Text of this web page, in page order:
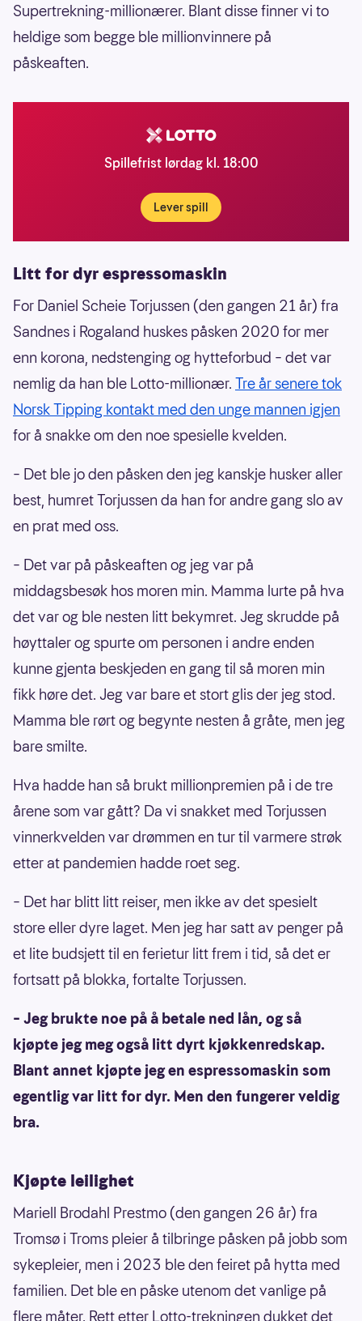
Supertrekning-millionærer. Blant disse finner vi to
heldige som begge ble millionvinnere på
påskeaften.
Spillefrist lørdag kl. 18:00
Lever spill
Litt for dyr espressomaskin
For Daniel Scheie Torjussen (den gangen 21 år) fra
Sandnes i Rogaland huskes påsken 2020 for mer
enn korona, nedstenging og hytteforbud – det var
nemlig da han ble Lotto-millionær. Tre år senere tok
Norsk Tipping kontakt med den unge mannen igjen
for å snakke om den noe spesielle kvelden.
– Det ble jo den påsken den jeg kanskje husker aller
best, humret Torjussen da han for andre gang slo av
en prat med oss.
– Det var på påskeaften og jeg var på
middagsbesøk hos moren min. Mamma lurte på hva
det var og ble nesten litt bekymret. Jeg skrudde på
høyttaler og spurte om personen i andre enden
kunne gjenta beskjeden en gang til så moren min
fikk høre det. Jeg var bare et stort glis der jeg stod.
Mamma ble rørt og begynte nesten å gråte, men jeg
bare smilte.
Hva hadde han så brukt millionpremien på i de tre
årene som var gått? Da vi snakket med Torjussen
vinnerkvelden var drømmen en tur til varmere strøk
etter at pandemien hadde roet seg.
– Det har blitt litt reiser, men ikke av det spesielt
store eller dyre laget. Men jeg har satt av penger på
et lite budsjett til en ferietur litt frem i tid, så det er
fortsatt på blokka, fortalte Torjussen.
– Jeg brukte noe på å betale ned lån, og så
kjøpte jeg meg også litt dyrt kjøkkenredskap.
Blant annet kjøpte jeg en espressomaskin som
egentlig var litt for dyr. Men den fungerer veldig
bra.
Kjøpte leilighet
Mariell Brodahl Prestmo (den gangen 26 år) fra
Tromsø i Troms pleier å tilbringe påsken på jobb som
sykepleier, men i 2023 ble den feiret på hytta med
familien. Det ble en påske utenom det vanlige på
flere måter. Rett etter Lotto-trekningen dukket det